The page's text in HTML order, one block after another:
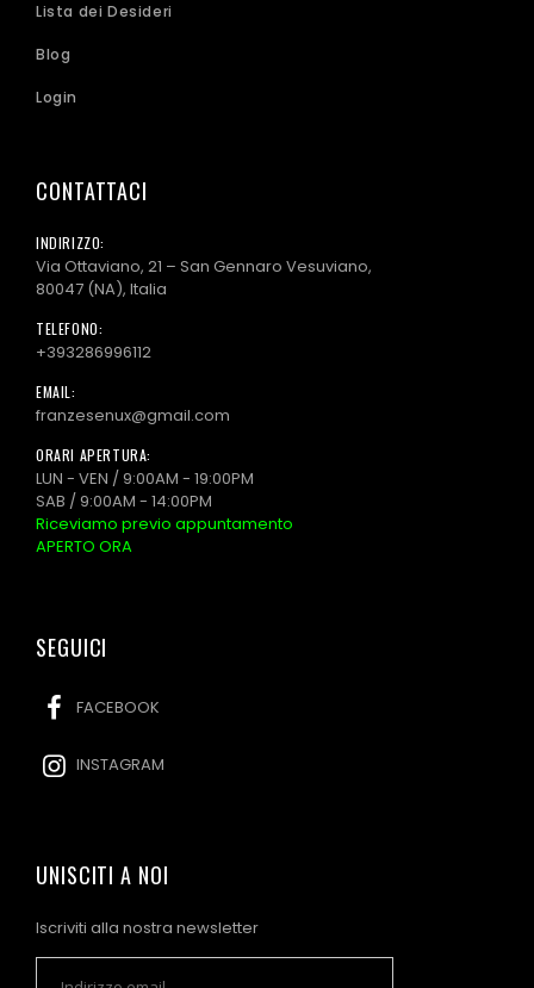
Lista dei Desideri
Blog
Login
CONTATTACI
INDIRIZZO:
Via Ottaviano, 21 – San Gennaro Vesuviano,
80047 (NA), Italia
TELEFONO:
+393286996112
EMAIL:
franzesenux@gmail.com
ORARI APERTURA:
LUN - VEN / 9:00AM - 19:00PM
SAB / 9:00AM - 14:00PM
Riceviamo previo appuntamento
APERTO ORA
SEGUICI
FACEBOOK
INSTAGRAM
UNISCITI A NOI
Iscriviti alla nostra newsletter